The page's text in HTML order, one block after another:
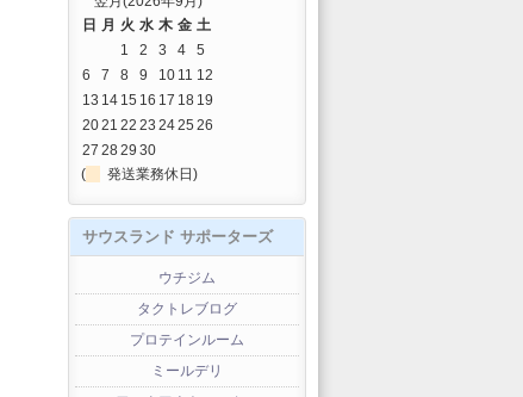
日 月 火 水 木 金 土
1
2 3 4
5
6
7 8 9 10 11 12
13 14 15 16 17 18 19
2021 22 23 2425 26
27 2829 30
(
発送業務休日)
サウスランド サポーターズ
ウチジム
タクトレブログ
プロテインルーム
ミールデリ